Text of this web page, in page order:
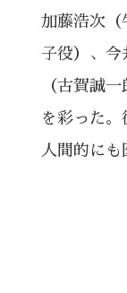
加藤浩次（
子役）、今
（古賀誠
を彩った
人間的にも